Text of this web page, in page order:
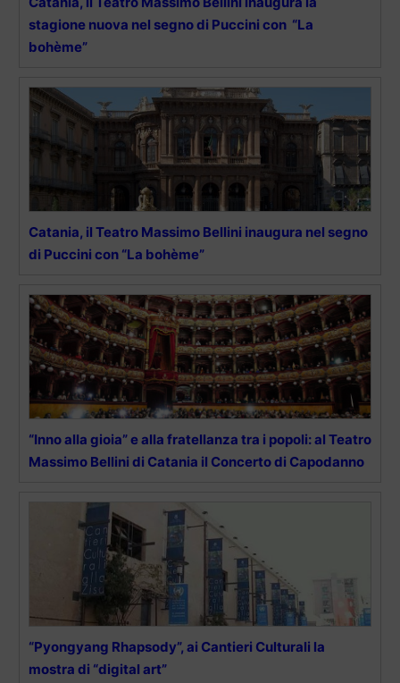
stagione nuova nel segno di Puccini con “La
bohème”
Catania, il Teatro Massimo Bellini inaugura nel segno
di Puccini con “La bohème”
“Inno alla gioia” e alla fratellanza tra i popoli: al Teatro
Massimo Bellini di Catania il Concerto di Capodanno
“Pyongyang Rhapsody”, ai Cantieri Culturali la
mostra di “digital art”